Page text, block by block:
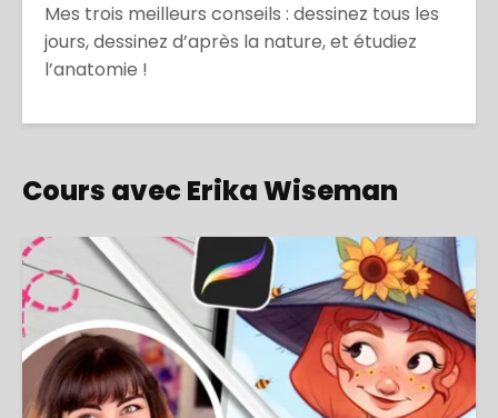
Mes trois meilleurs conseils : dessinez tous les
jours, dessinez d’après la nature, et étudiez
l’anatomie !
Cours avec Erika Wiseman